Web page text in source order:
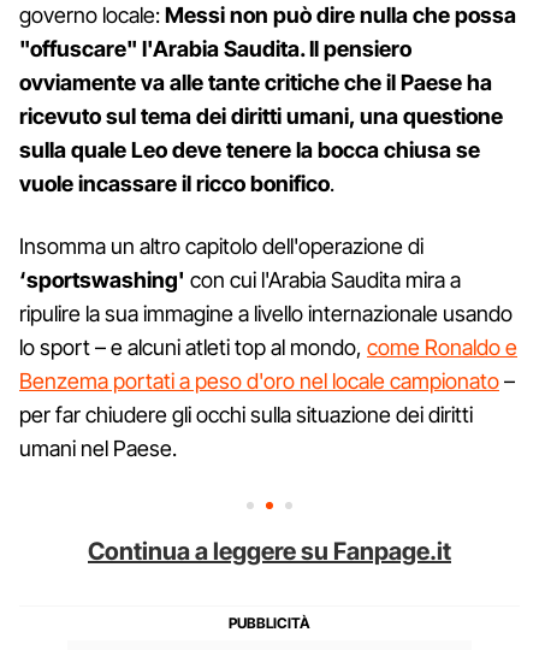
governo locale:Messi non può dire nulla che possa
"offuscare" l'Arabia Saudita. Il pensiero
ovviamente va alle tante critiche che il Paese ha
ricevuto sul tema dei diritti umani, una questione
sulla quale Leo deve tenere la bocca chiusa se
vuole incassare il ricco bonifico.
Insomma un altro capitolo dell'operazione di
‘sportswashing' con cui l'Arabia Saudita mira a
ripulire la sua immagine a livello internazionale usando
lo sport – e alcuni atleti top al mondo, come Ronaldo e
Benzema portati a peso d'oro nel locale campionato–
per far chiudere gli occhi sulla situazione dei diritti
umani nel Paese.
Continua a leggere su Fanpage.it